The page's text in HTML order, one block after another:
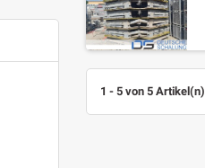
1 - 5 von 5 Artikel(n)